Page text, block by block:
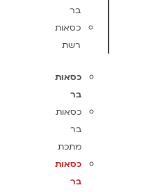
בר
כסאות
רשת
כסאות
בר
כסאות
בר
מתכת
כסאות
בר